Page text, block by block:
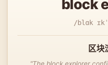
block
/blɑk
区块